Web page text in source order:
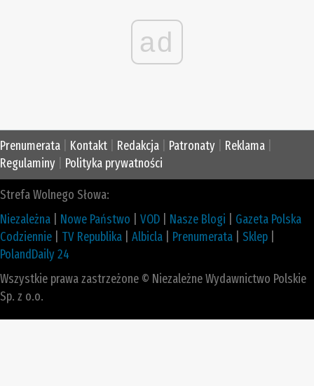
ad
Prenumerata Kontakt Redakcja Patronaty Reklama
Regulaminy
Polityka prywatności
Strefa Wolnego Słowa:
Niezależna
Nowe Państwo VOD Nasze Blogi
Gazeta Polska
Codziennie
TV Republika Albicla Prenumerata Sklep
PolandDaily 24
Wszystkie prawa zastrzeżone © Niezależne Wydawnictwo Polskie
Sp. z o.o.